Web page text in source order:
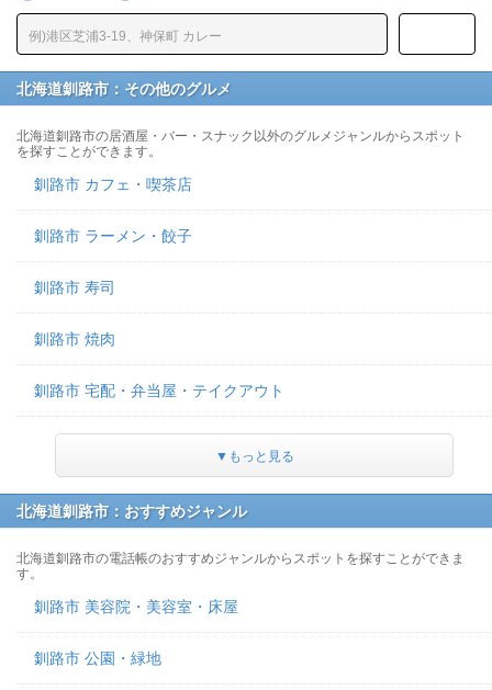
北海道釧路市：その他のグルメ
北海道釧路市の居酒屋・バー・スナック以外のグルメジャンルからスポット
を探すことができます。
釧路市 カフェ・喫茶店
釧路市 ラーメン・餃子
釧路市 寿司
釧路市 焼肉
釧路市 宅配・弁当屋・テイクアウト
▼もっと見る
北海道釧路市：おすすめジャンル
北海道釧路市の電話帳のおすすめジャンルからスポットを探すことができま
す。
釧路市 美容院・美容室・床屋
釧路市 公園・緑地